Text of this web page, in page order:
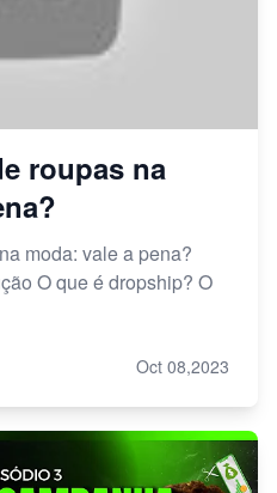
roupas na
moda: vale a pena?
O que é dropship? O
Oct 08,2023